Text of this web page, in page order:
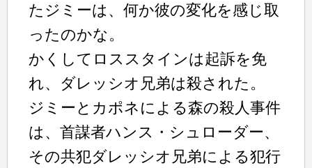
たジミーは、何か彼の変化を感じ取
ったのかな。
かくしてロススタインは起訴を免
れ、ダレッシオ兄弟は殺された。
ジミーとカポネによる森の殺人事件
は、首謀者ハンス・シュローダー、
その共犯ダレッシオ兄弟による犯行